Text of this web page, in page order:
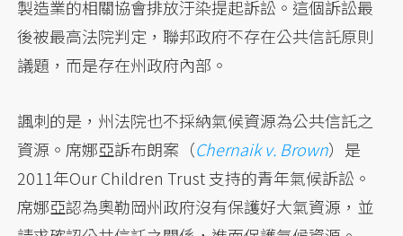
製造業的相關協會排放汙染提起訴訟。這個訴訟最
後被最高法院判定，聯邦政府不存在公共信託原則
議題，而是存在州政府內部。
諷刺的是，州法院也不採納氣候資源為公共信託之
資源。席娜亞訴布朗案（Chernaik v. Brown）是
2011年Our Children Trust 支持的青年氣候訴訟。
席娜亞認為奧勒岡州政府沒有保護好大氣資源，並